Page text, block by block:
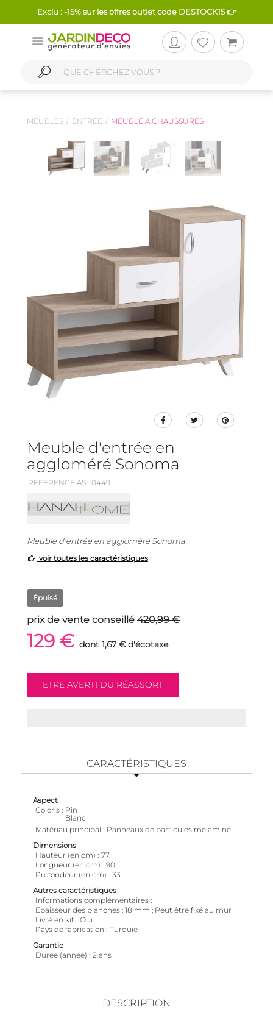
Exclu : -15% sur les offres outlet code DESTOCK15 👉
MEUBLES ENTRÉE MEUBLE À CHAUSSURES
Meuble d'entrée en
aggloméré Sonoma
REFERENCE ASI-0449
Meuble d'entrée en aggloméré Sonoma
voir toutes les caractéristiques
Épuisé
prix de vente conseillé 420,99 €
129 € dont 1,67 € d'écotaxe
CARACTÉRISTIQUES
Aspect
Coloris
Pin
Blanc
Matériau principal
Panneaux de particules mélaminé
Dimensions
Hauteur (en cm)
77
Longueur (en cm)
90
Profondeur (en cm)
33
Autres caractéristiques
Informations complémentaires
Epaisseur des planches : 18 mm ; Peut être fixé au mur
Livré en kit Oui
Pays de fabrication
Turquie
Garantie
Durée (année)
2 ans
DESCRIPTION